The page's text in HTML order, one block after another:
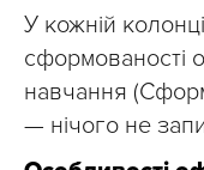
У кожній
сформованості
навчання
— нічого не